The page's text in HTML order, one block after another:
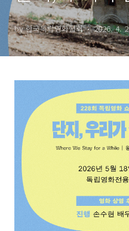
Where We
While> 왕민
by 한국독립영화협회 2026. 4.